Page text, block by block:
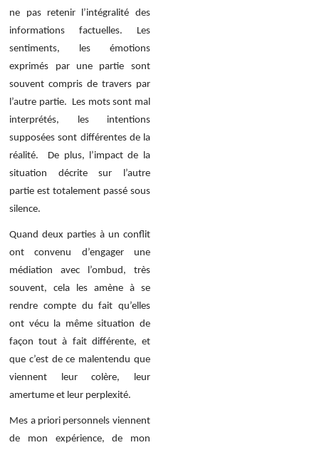
ne pas retenir l’intégralité des
informations factuelles. Les
sentiments, les émotions
exprimés par une partie sont
souvent compris de travers par
l’autre partie. Les mots sont mal
interprétés, les intentions
supposées sont différentes de la
réalité. De plus, l’impact de la
situation décrite sur l’autre
partie est totalement passé sous
silence.
Quand deux parties à un conflit
ont convenu d’engager une
médiation avec l’ombud, très
souvent, cela les amène à se
rendre compte du fait qu’elles
ont vécu la même situation de
façon tout à fait différente, et
que c’est de ce malentendu que
viennent leur colère, leur
amertume et leur perplexité.
Mes a priori personnels viennent
de mon expérience, de mon